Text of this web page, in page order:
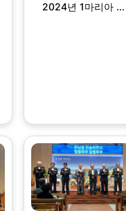
2024년 1마리아 ...